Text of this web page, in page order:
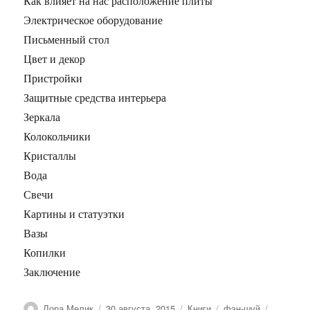
Электрическое оборудование
Письменный стол
Цвет и декор
Пристройки
Защитные средства интерьера
Зеркала
Колокольчики
Кристаллы
Вода
Свечи
Картины и статуэтки
Вазы
Копилки
Заключение